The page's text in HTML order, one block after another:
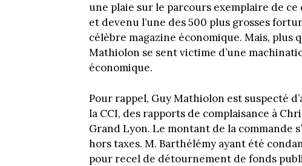
une plaie sur le parcours exemplaire de
et devenu l’une des 500 plus grosses
célèbre magazine économique. Mais, plus
Mathiolon se sent victime d’une
économique.
Pour rappel, Guy Mathiolon est suspecté
la CCI, des rapports de complaisance à
Grand Lyon. Le montant de la commande
hors taxes. M. Barthélémy ayant été
pour recel de détournement de fonds